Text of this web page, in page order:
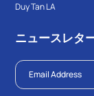
Duy Tan LA
ニュースレタ